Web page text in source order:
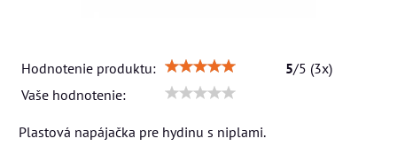
Hodnotenie produktu: 5/5 (3x)
Vaše hodnotenie:
Plastová napájačka pre hydinu s niplami.